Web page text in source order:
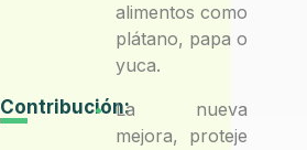
alimentos como
plátano, papa o
yuca.
Contribución:La nueva
mejora, proteje